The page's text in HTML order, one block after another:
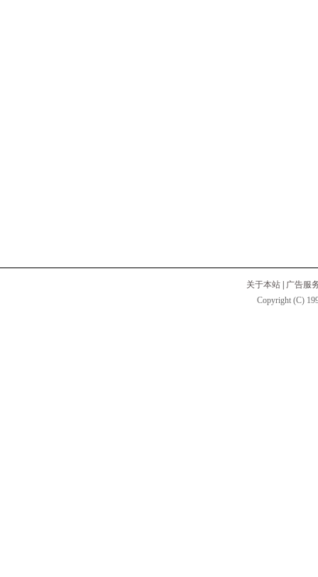
关于本站
广告服
Copyright (C)